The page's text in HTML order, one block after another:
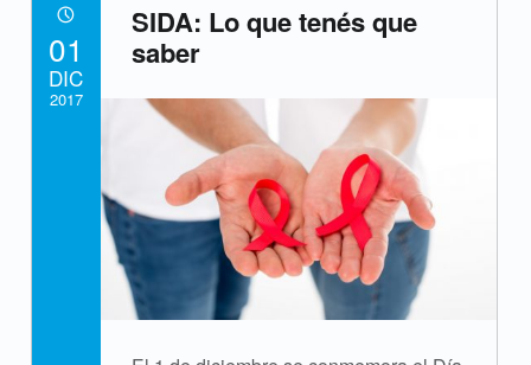
SIDA: Lo que tenés que
saber
01
DIC
2017